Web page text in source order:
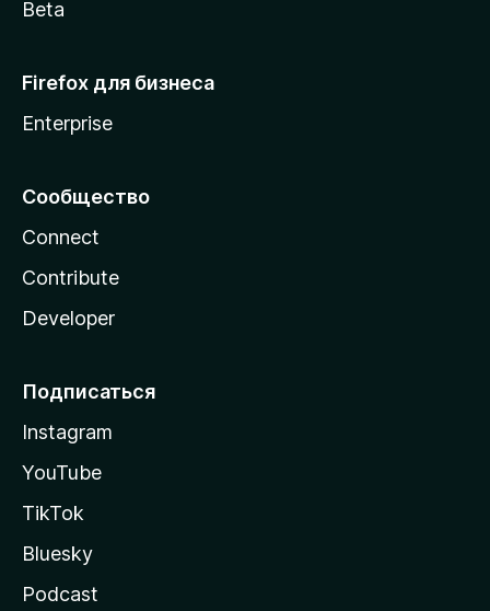
Beta
Firefox для бизнеса
Enterprise
Сообщество
Connect
Contribute
Developer
Подписаться
Instagram
YouTube
TikTok
Bluesky
Podcast